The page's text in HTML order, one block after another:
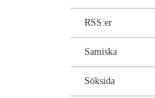
RSS:er
Samiska
Söksida